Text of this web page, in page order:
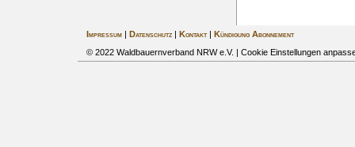
Impressum| Datenschutz| Kontakt|
Kündigung Abonnement
© 2022 Waldbauernverband NRW e.V. | Cookie Einstellungen